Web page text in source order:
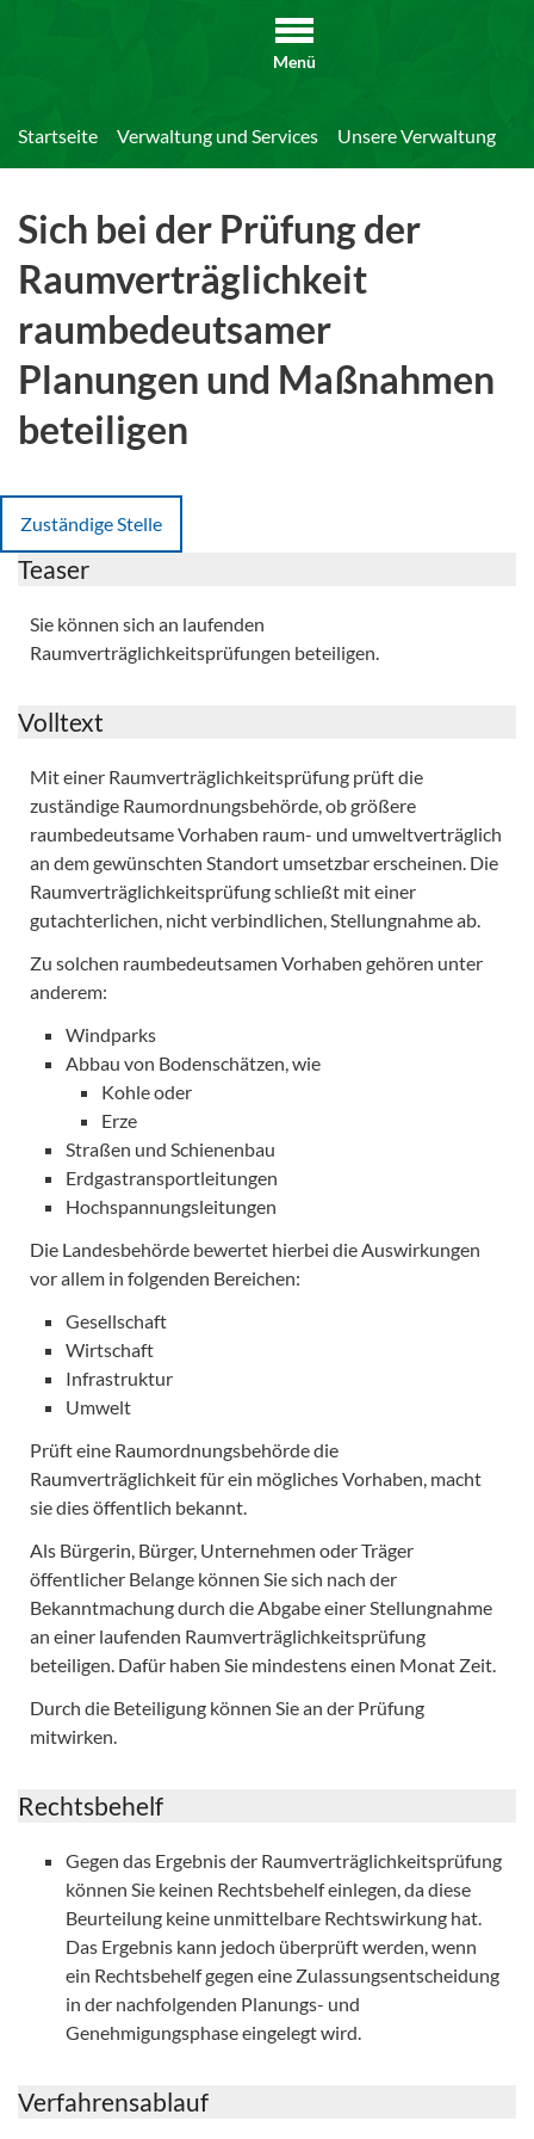
Menü
Startseite Verwaltung und Services Unsere Verwaltung
Sich bei der Prüfung der
Raumverträglichkeit
raumbedeutsamer
Planungen und Maßnahmen
beteiligen
Zuständige Stelle
Teaser
Sie können sich an laufenden
Raumverträglichkeitsprüfungen beteiligen.
Volltext
Mit einer Raumverträglichkeitsprüfung prüft die
zuständige Raumordnungsbehörde, ob größere
raumbedeutsame Vorhaben raum- und umweltverträglich
an dem gewünschten Standort umsetzbar erscheinen. Die
Raumverträglichkeitsprüfung schließt mit einer
gutachterlichen, nicht verbindlichen, Stellungnahme ab.
Zu solchen raumbedeutsamen Vorhaben gehören unter
anderem:
Windparks
Abbau von Bodenschätzen, wie
Kohle oder
Erze
Straßen und Schienenbau
Erdgastransportleitungen
Hochspannungsleitungen
Die Landesbehörde bewertet hierbei die Auswirkungen
vor allem in folgenden Bereichen:
Gesellschaft
Wirtschaft
Infrastruktur
Umwelt
Prüft eine Raumordnungsbehörde die
Raumverträglichkeit für ein mögliches Vorhaben, macht
sie dies öffentlich bekannt.
Als Bürgerin, Bürger, Unternehmen oder Träger
öffentlicher Belange können Sie sich nach der
Bekanntmachung durch die Abgabe einer Stellungnahme
an einer laufenden Raumverträglichkeitsprüfung
beteiligen. Dafür haben Sie mindestens einen Monat Zeit.
Durch die Beteiligung können Sie an der Prüfung
mitwirken.
Rechtsbehelf
Gegen das Ergebnis der Raumverträglichkeitsprüfung
können Sie keinen Rechtsbehelf einlegen, da diese
Beurteilung keine unmittelbare Rechtswirkung hat.
Das Ergebnis kann jedoch überprüft werden, wenn
ein Rechtsbehelf gegen eine Zulassungsentscheidung
in der nachfolgenden Planungs- und
Genehmigungsphase eingelegt wird.
Verfahrensablauf